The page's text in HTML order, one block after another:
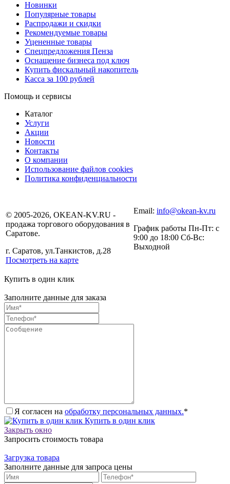
Новинки
Популярные товары
Распродажи и скидки
Рекомендуемые товары
Уцененные товары
Спецпредложения Пенза
Оснащение бизнеса под ключ
Купить фискальный накопитель
Касса за 100 рублей
Помощь и сервисы
Каталог
Услуги
Акции
Новости
Контакты
О компании
Использование файлов cookies
Политика конфиденциальности
© 2005-2026, OKEAN-KV.RU -
продажа торгового оборудования в
Саратове.
г. Саратов, ул.Танкистов, д.28
Посмотреть на карте
Email: info@okean-kv.ru
График работы Пн-Пт: с
9:00 до 18:00 Сб-Вс:
Выходной
Купить в один клик
Заполните данные для заказа
Я согласен на обработку персональных данных.*
Купить в один клик
Закрыть окно
Запросить стоимость товара
Загрузка товара
Заполните данные для запроса цены